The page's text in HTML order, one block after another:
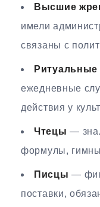
Высшие
имели
связаны с
ежедневные
действия у
Чтецы —
формулы, гимны
Писцы —
поставки,